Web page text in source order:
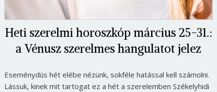
Heti szerelmi horoszkóp március 25-31.:
a Vénusz szerelmes hangulatot jelez
Eseménydús hét elébe nézünk, sokféle hatással kell számolni.
Lássuk, kinek mit tartogat ez a hét a szerelemben Székelyhidi